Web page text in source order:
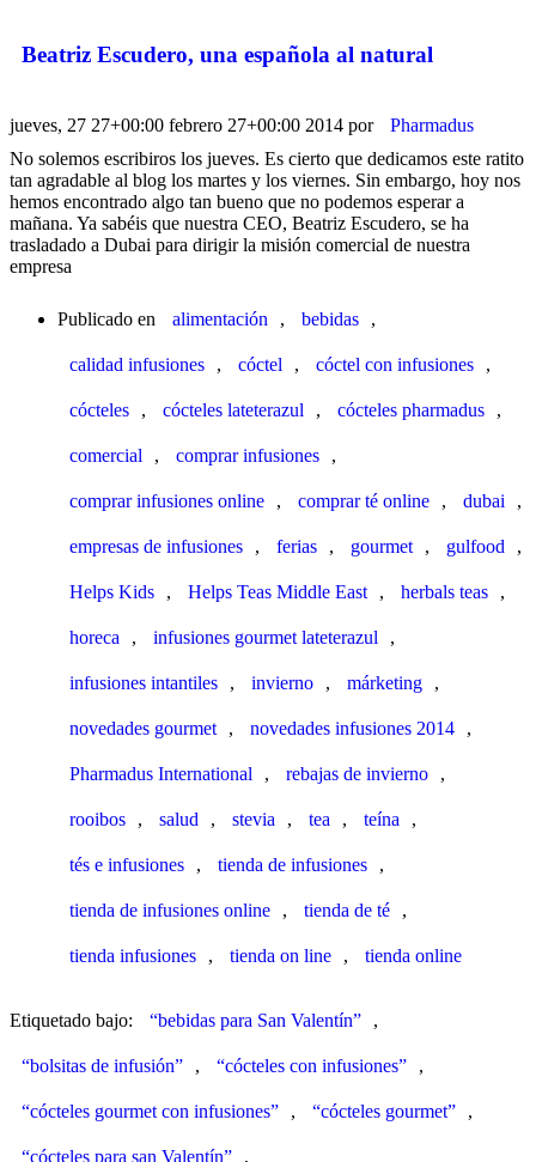
Beatriz Escudero, una española al natural
jueves, 27 27+00:00 febrero 27+00:00 2014 por
Pharmadus
No solemos escribiros los jueves. Es cierto que dedicamos este ratito
tan agradable al blog los martes y los viernes. Sin embargo, hoy nos
hemos encontrado algo tan bueno que no podemos esperar a
mañana. Ya sabéis que nuestra CEO, Beatriz Escudero, se ha
trasladado a Dubai para dirigir la misión comercial de nuestra
empresa
Publicado en alimentación , bebidas ,
calidad infusiones , cóctel , cóctel con infusiones ,
cócteles , cócteles lateterazul , cócteles pharmadus ,
comercial , comprar infusiones ,
comprar infusiones online , comprar té online , dubai ,
empresas de infusiones , ferias , gourmet , gulfood ,
Helps Kids , Helps Teas Middle East , herbals teas ,
horeca , infusiones gourmet lateterazul ,
infusiones intantiles , invierno , márketing ,
novedades gourmet , novedades infusiones 2014 ,
Pharmadus International , rebajas de invierno ,
rooibos , salud , stevia , tea , teína ,
tés e infusiones , tienda de infusiones ,
tienda de infusiones online , tienda de té ,
tienda infusiones , tienda on line , tienda online
Etiquetado bajo: “bebidas para San Valentín” ,
“bolsitas de infusión” , “cócteles con infusiones” ,
“cócteles gourmet con infusiones” , “cócteles gourmet” ,
“cócteles para san Valentín” ,